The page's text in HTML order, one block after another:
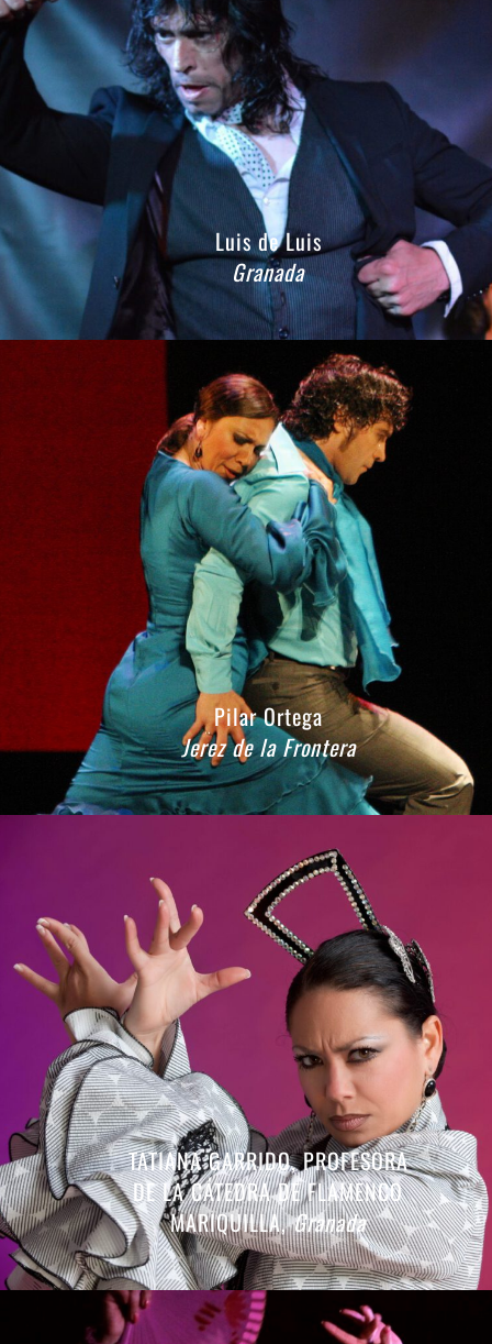
Luis de Luis
Granada
Pilar Ortega
Jerez de la Frontera
TATIANA GARRIDO, PROFESORA
DE LA CÁTEDRA DE FLAMENCO
MARIQUILLA,Granada